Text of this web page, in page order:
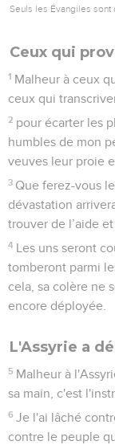
Seuls les Évangiles
Ceux qui
1 Malheur à ceux
ceux qui
2 pour écarter les
humbles de mon
veuves leur proie
3 Que ferez-vous
dévastation
trouver de l’aide
4 Les uns seront
tomberont parmi
cela, sa colère ne
encore déployée.
L'Assyrie a
5 Malheur à
sa main, c'est
6 Je l'ai lâché
contre le peuple